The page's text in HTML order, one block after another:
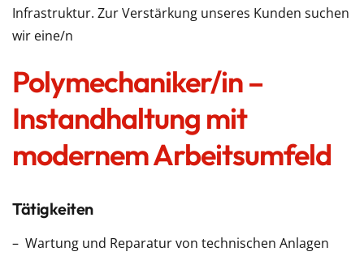
Infrastruktur. Zur Verstärkung unseres Kunden suchen
wir eine/n
Polymechaniker/in –
Instandhaltung mit
modernem Arbeitsumfeld
Tätigkeiten
Wartung und Reparatur von technischen Anlagen